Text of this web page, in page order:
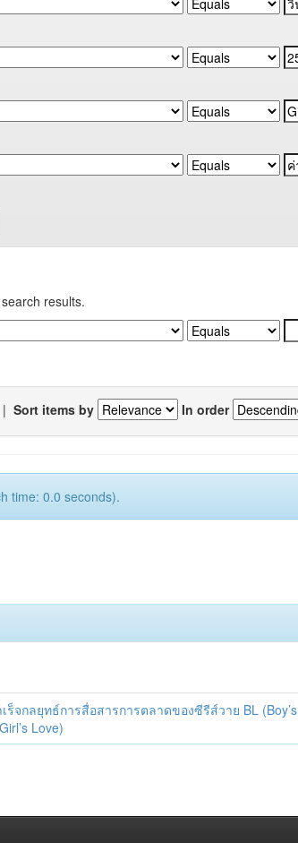
results.
| Sort items by In order
time: 0.0 seconds).
ร็จกลยุทธ์การสื่อสารการตลาดของซีรีส์วาย BL (Boy’s
Love)